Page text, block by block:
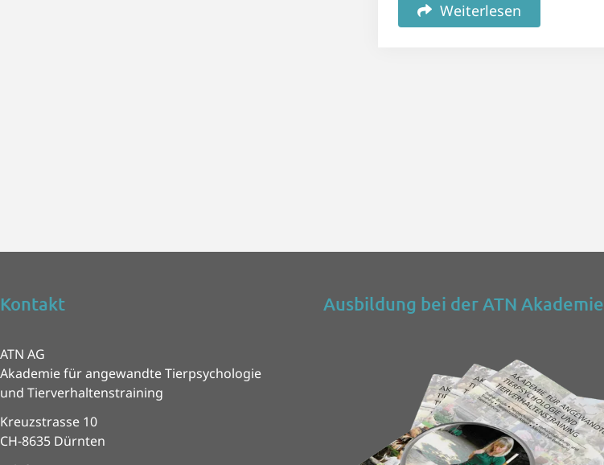
Weiterlesen
Kontakt
ATN AG
Akademie für angewandte Tierpsychologie
und Tierverhaltenstraining
Kreuzstrasse 10
CH-8635 Dürnten
Ausbildung bei der ATN Akademie